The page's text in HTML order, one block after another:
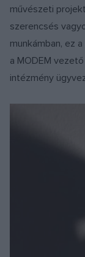
művészeti
szerencsés
munkámban, ez
a MODEM
intézmény